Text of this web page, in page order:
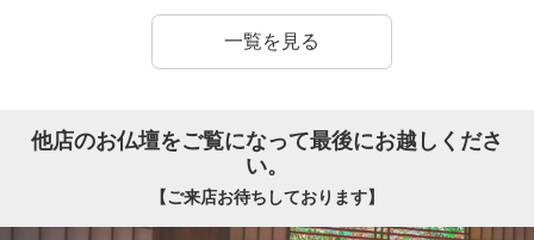
一覧を見る
他店のお仏壇をご覧になって最後にお越しくださ
い。
【ご来店お待ちしております】